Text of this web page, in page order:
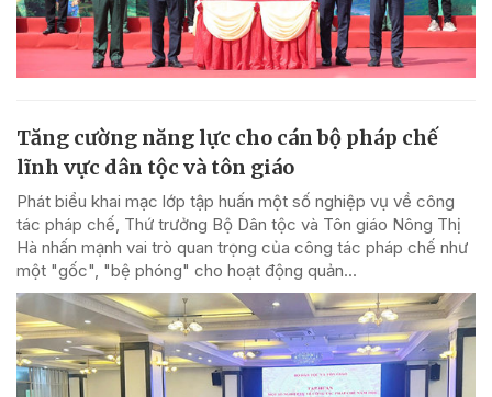
Tăng cường năng lực cho cán bộ pháp chế
lĩnh vực dân tộc và tôn giáo
Phát biểu khai mạc lớp tập huấn một số nghiệp vụ về công
tác pháp chế, Thứ trưởng Bộ Dân tộc và Tôn giáo Nông Thị
Hà nhấn mạnh vai trò quan trọng của công tác pháp chế như
một "gốc", "bệ phóng" cho hoạt động quản...